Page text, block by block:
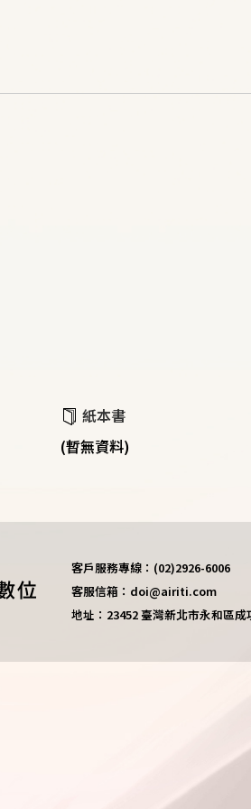
紙本書
(暫無資料)
客戶服務專線：(02)2926-6006
客服信箱：doi@airiti.com
地址：23452 臺灣新北市永和區成